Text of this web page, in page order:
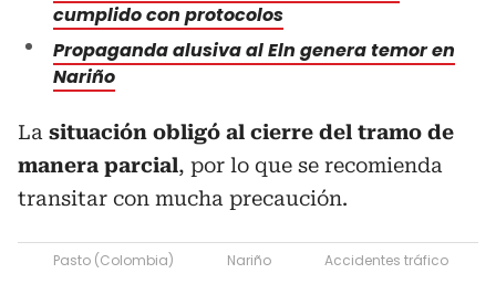
cumplido con protocolos
Propaganda alusiva al Eln genera temor en
Nariño
La situación obligó al cierre del tramo de
manera parcial, por lo que se recomienda
transitar con mucha precaución.
Pasto (Colombia) Nariño
Accidentes tráfico